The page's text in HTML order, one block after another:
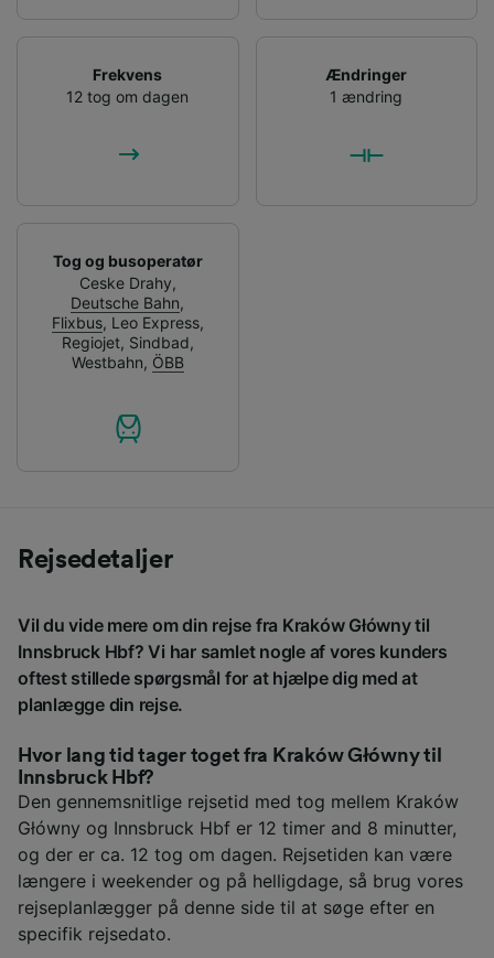
Frekvens
12 tog om dagen
Ændringer
1 ændring
Tog og busoperatør
Ceske Drahy,
Deutsche Bahn,
Flixbus, Leo Express,
Regiojet, Sindbad,
Westbahn, ÖBB
Rejsedetaljer
Vil du vide mere om din rejse fra Kraków Główny til
Innsbruck Hbf? Vi har samlet nogle af vores kunders
oftest stillede spørgsmål for at hjælpe dig med at
planlægge din rejse.
Hvor lang tid tager toget fra Kraków Główny til
Innsbruck Hbf?
Den gennemsnitlige rejsetid med tog mellem Kraków
Główny og Innsbruck Hbf er 12 timer and 8 minutter,
og der er ca. 12 tog om dagen. Rejsetiden kan være
længere i weekender og på helligdage, så brug vores
rejseplanlægger på denne side til at søge efter en
specifik rejsedato.